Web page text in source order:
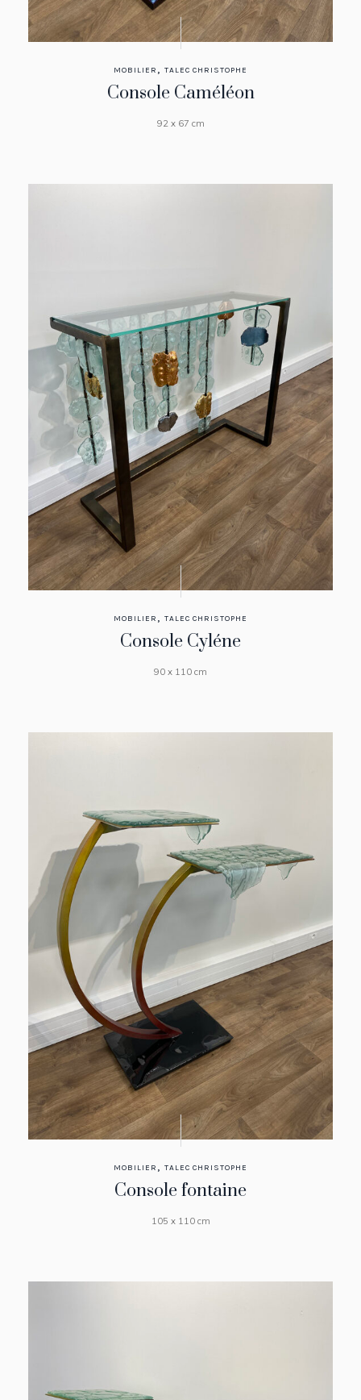
MOBILIER ,TALEC CHRISTOPHE
Console Caméléon
92 x 67 cm
MOBILIER ,TALEC CHRISTOPHE
Console Cyléne
90 x 110 cm
MOBILIER ,TALEC CHRISTOPHE
Console fontaine
105 x 110 cm